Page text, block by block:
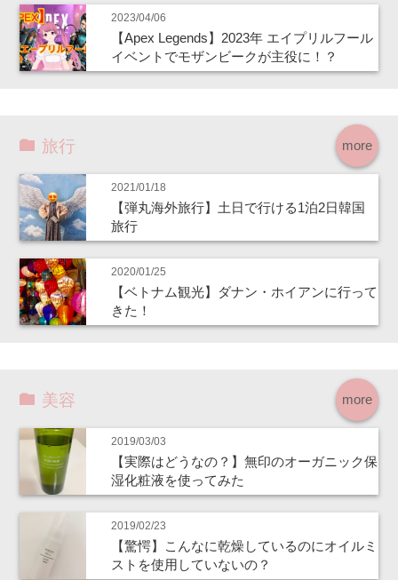
2023/04/06
【Apex Legends】2023年 エイプリルフール
イベントでモザンビークが主役に！？
more
旅行
2021/01/18
【弾丸海外旅行】土日で行ける1泊2日韓国
旅行
2020/01/25
【ベトナム観光】ダナン・ホイアンに行って
きた！
more
美容
2019/03/03
【実際はどうなの？】無印のオーガニック保
湿化粧液を使ってみた
2019/02/23
【驚愕】こんなに乾燥しているのにオイルミ
ストを使用していないの？